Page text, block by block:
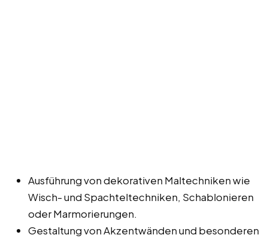
Ausführung von dekorativen Maltechniken wie
Wisch- und Spachteltechniken, Schablonieren
oder Marmorierungen.
Gestaltung von Akzentwänden und besonderen